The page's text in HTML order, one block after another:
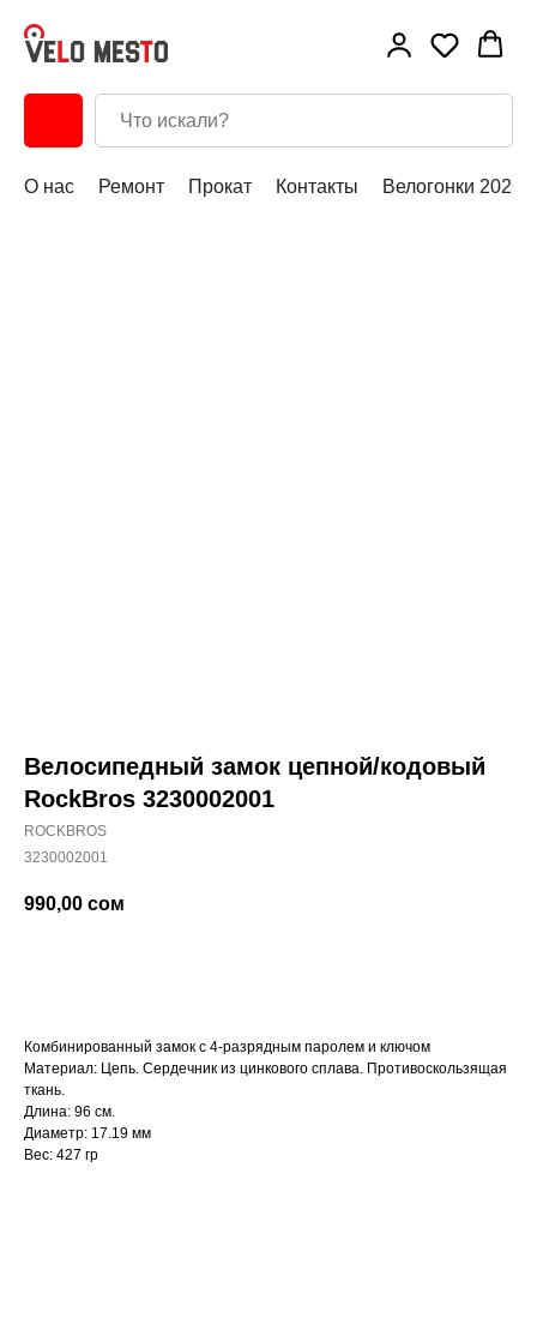
О нас Ремонт Прокат Контакты Велогонки 2026
Велосипедный замок цепной/кодовый
RockBros 3230002001
ROCKBROS
3230002001
990,00 сом
Комбинированный замок с 4-разрядным паролем и ключом
Материал: Цепь. Сердечник из цинкового сплава. Противоскользящая
ткань.
Длина: 96 см.
Диаметр: 17.19 мм
Вес: 427 гр